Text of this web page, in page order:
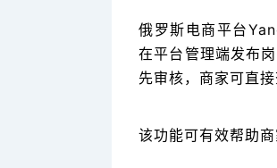
俄罗斯电商平台
在平台管理端发布
先审核，商家可直
该功能可有效帮助